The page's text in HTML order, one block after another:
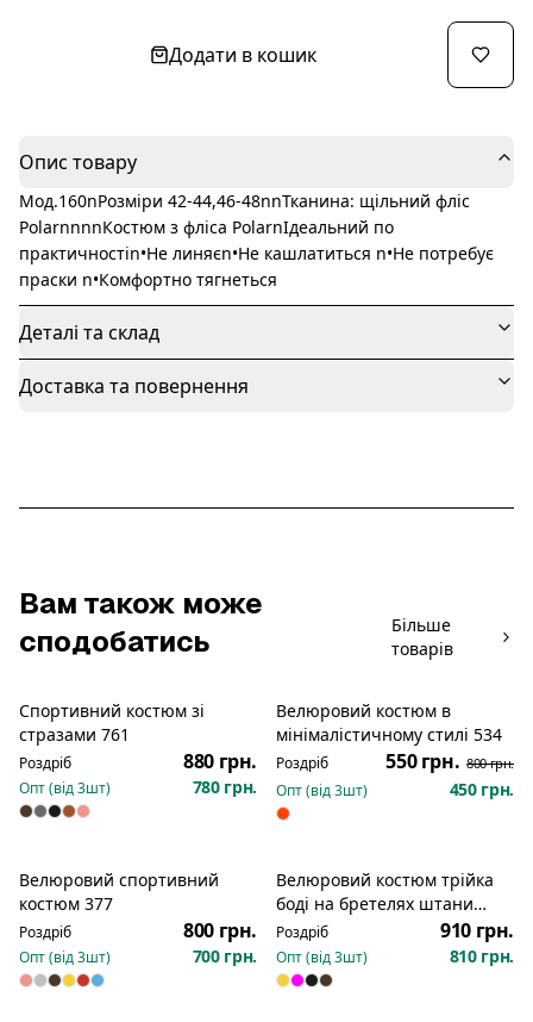
Додати в кошик
Опис товару
Мод.160nРозміри 42-44,46-48nnТканина: щільний фліс
РоlarnnnnКостюм з фліса РolarnІдеальний по
практичностіn•Не линяєn•Не кашлатиться n•Не потребує
праски n•Комфортно тягнеться
Деталі та склад
Доставка та повернення
Вам також може
сподобатись
Більше
товарів
Новинка
Спортивний костюм зі
стразами 761
Роздріб 880 грн.
Опт (від3шт) 780 грн.
Розпродаж
Велюровий костюм в
мінімалістичному стилі 534
Роздріб 550 грн. 800 грн.
Опт (від3шт) 450 грн.
Новинка
Велюровий спортивний
костюм 377
Роздріб 800 грн.
Опт (від3шт) 700 грн.
Велюровий костюм трійка
боді на бретелях штани
кофтина на блискавці з
капюшоном 1298
Роздріб 910 грн.
Опт (від3шт) 810 грн.